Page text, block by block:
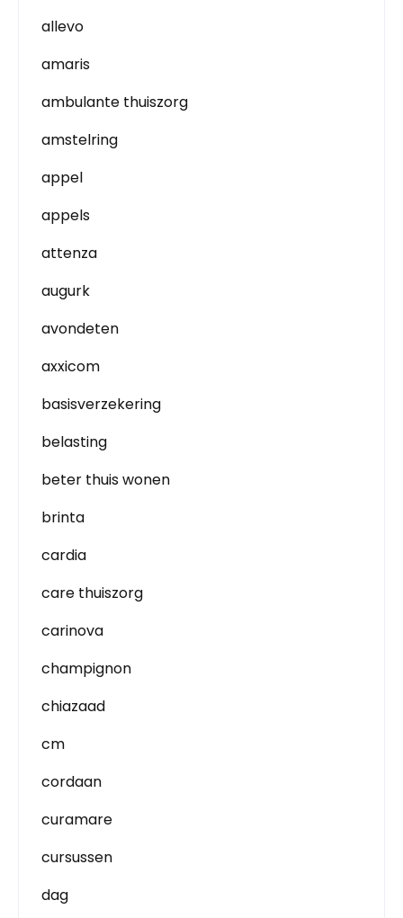
allevo
amaris
ambulante thuiszorg
amstelring
appel
appels
attenza
augurk
avondeten
axxicom
basisverzekering
belasting
beter thuis wonen
brinta
cardia
care thuiszorg
carinova
champignon
chiazaad
cm
cordaan
curamare
cursussen
dag